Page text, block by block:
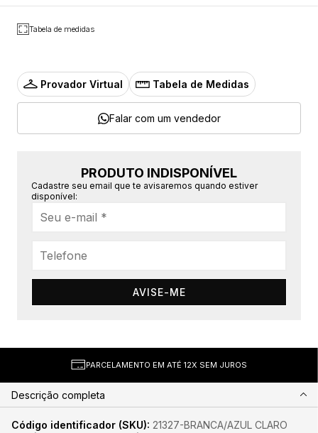
Tabela de medidas
Provador Virtual Tabela de Medidas
Falar com um vendedor
PRODUTO INDISPONÍVEL
Cadastre seu email que te avisaremos quando estiver
disponível:
AVISE-ME
PARCELAMENTO EM ATÉ 12X SEM JUROS
Descrição completa
Código identificador (SKU): 21327-BRANCA/AZUL CLARO